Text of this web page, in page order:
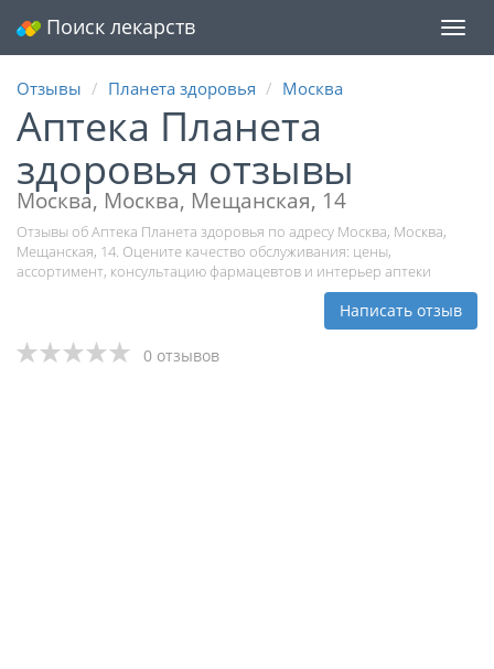
Поиск лекарств
Отзывы Планета здоровья Москва
Аптека Планета
здоровья отзывы
Москва, Москва, Мещанская, 14
Отзывы об Аптека Планета здоровья по адресу Москва, Москва,
Мещанская, 14. Оцените качество обслуживания: цены,
ассортимент, консультацию фармацевтов и интерьер аптеки
Написать отзыв
0 отзывов